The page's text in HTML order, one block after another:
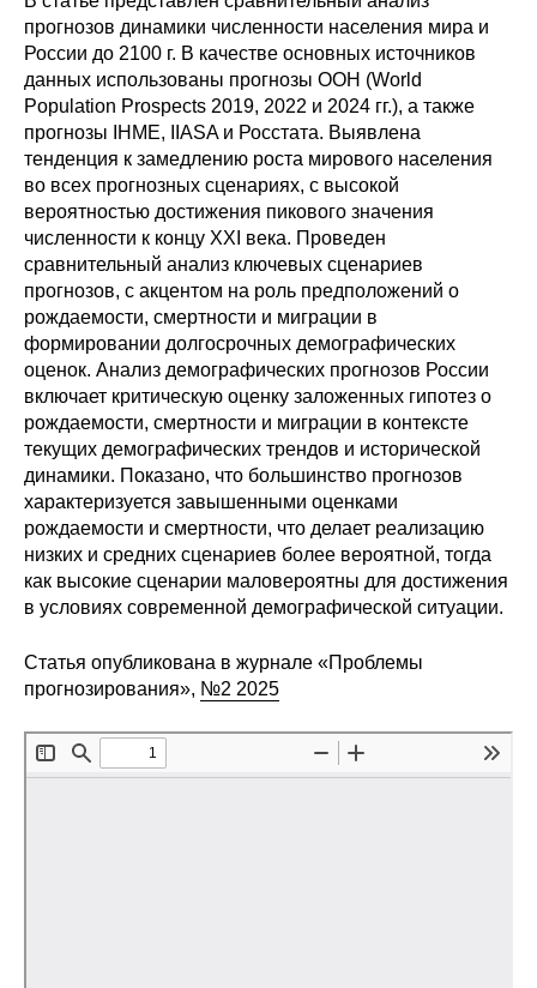
Противодействие коррупции
Материалы для СМИ
Публикации
Научная жизнь
Издания
Проблемы прогнозирования
О журнале
Номера журналов
Редакционная этика
Информация для авторов
Общие требования
Стандарты оформления
О журнале
прогнозов динамики численности населения мира и
России до 2100 г. В качестве основных источников
данных использованы прогнозы ООН (World
Population Prospects 2019, 2022 и 2024 гг.), а также
прогнозы IHME, IIASA и Росстата. Выявлена
тенденция к замедлению роста мирового населения
во всех прогнозных сценариях, с высокой
вероятностью достижения пикового значения
численности к концу XXI века. Проведен
сравнительный анализ ключевых сценариев
прогнозов, с акцентом на роль предположений о
рождаемости, смертности и миграции в
формировании долгосрочных демографических
оценок. Анализ демографических прогнозов России
включает критическую оценку заложенных гипотез о
рождаемости, смертности и миграции в контексте
текущих демографических трендов и исторической
динамики. Показано, что большинство прогнозов
характеризуется завышенными оценками
рождаемости и смертности, что делает реализацию
низких и средних сценариев более вероятной, тогда
как высокие сценарии маловероятны для достижения
в условиях современной демографической ситуации.
Статья опубликована в журнале «Проблемы
прогнозирования», №2 2025